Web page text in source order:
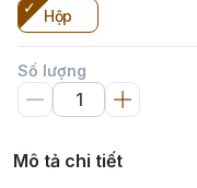
Hộp
Số lượng
Mô tả chi tiết